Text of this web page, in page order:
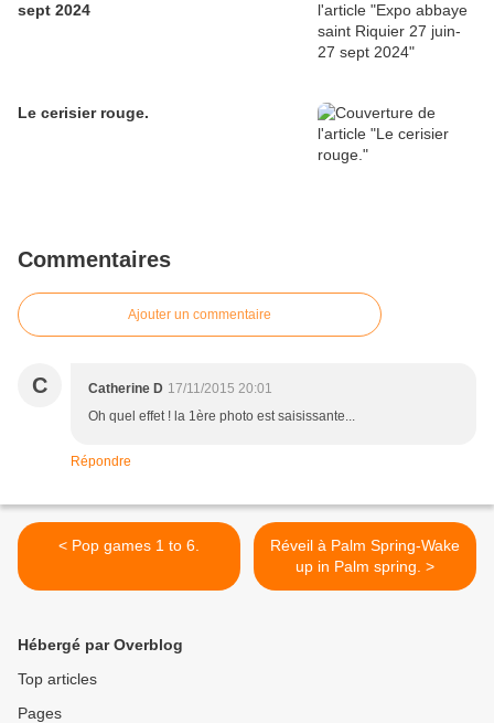
sept 2024
Le cerisier rouge.
Commentaires
Ajouter un commentaire
C Catherine D 17/11/2015 20:01
Oh quel effet ! la 1ère photo est saisissante...
Répondre
< Pop games 1 to 6.
Réveil à Palm Spring-Wake
up in Palm spring. >
Hébergé par Overblog
Top articles
Pages